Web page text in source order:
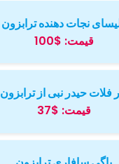
نجات دهنده ترابزون
قیمت: $100
فلات حیدر نبی از ترابزون
قیمت: $37